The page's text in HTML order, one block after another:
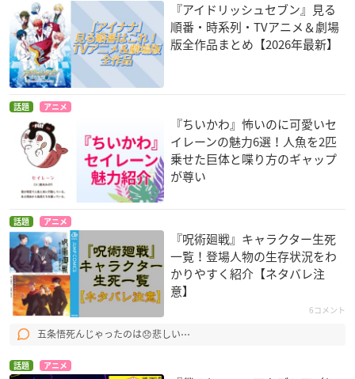
『アイドリッシュセブン』見る
順番・時系列・TVアニメ＆劇場
版全作品まとめ【2026年最新】
話題 アニメ
『ちいかわ』怖いのに可愛いセ
イレーンの魅力6選！人魚を2匹
乗せた巨体と喋り方のギャップ
が尊い
話題 アニメ
『呪術廻戦』キャラクター生死
一覧！登場人物の生存状況をわ
かりやすく紹介【ネタバレ注
意】
6コメント
五条悟死んじゃったのは😞悲しい⋯
話題 アニメ